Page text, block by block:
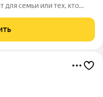
для семьи или тех, кто
99,6 кв. м на 14